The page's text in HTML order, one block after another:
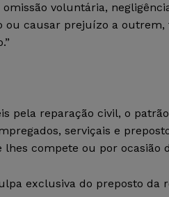
voluntária,
ou causar prejuízo a outrem,
pela reparação civil, o
serviçais e
compete ou por ocasião
exclusiva do preposto da